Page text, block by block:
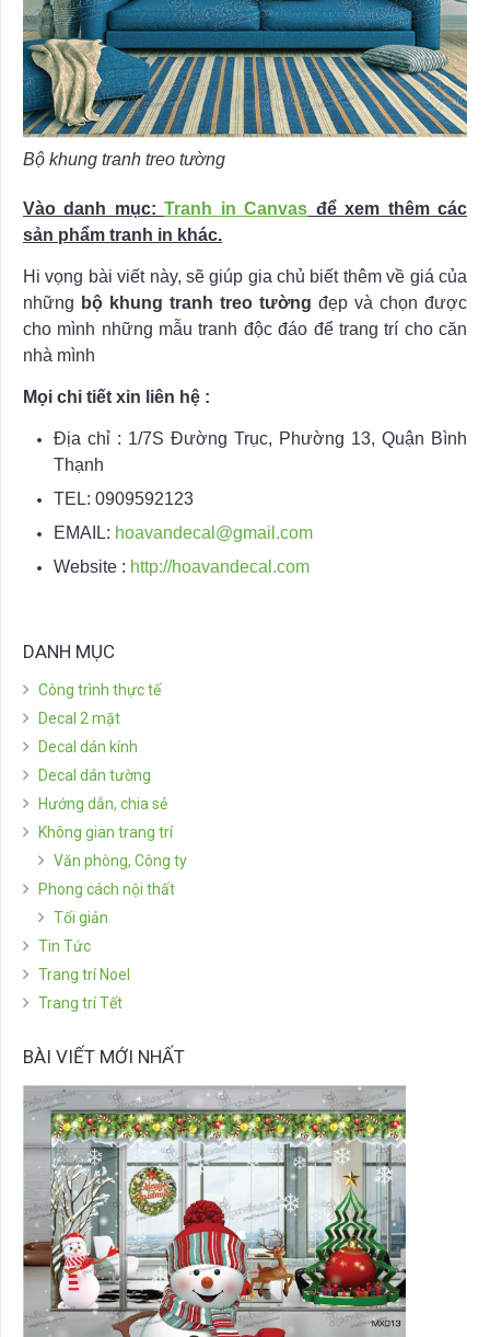
Bộ khung tranh treo tường
Vào danh mục:Tranh in Canvas để xem thêm các
sản phẩm tranh in khác.
Hi vọng bài viết này, sẽ giúp gia chủ biết thêm về giá của
những bộ khung tranh treo tường đẹp và chọn được
cho mình những mẫu tranh độc đáo để trang trí cho căn
nhà mình
Mọi chi tiết xin liên hệ :
Địa chỉ : 1/7S Đường Trục, Phường 13, Quận Bình
Thạnh
TEL: 0909592123
EMAIL: hoavandecal@gmail.com
Website : http://hoavandecal.com
DANH MỤC
Công trình thực tế
Decal 2 mặt
Decal dán kính
Decal dán tường
Hướng dẫn, chia sẻ
Không gian trang trí
Văn phòng, Công ty
Phong cách nội thất
Tối giản
Tin Tức
Trang trí Noel
Trang trí Tết
BÀI VIẾT MỚI NHẤT